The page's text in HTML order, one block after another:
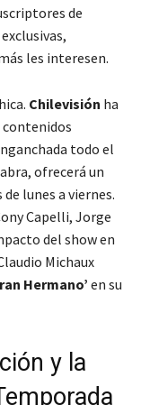
de
les interesen.
Chilevisión ha
contenidos
todo el
ofrecerá un
lunes a viernes.
Capelli, Jorge
del show en
Michaux
Hermano’en su
y la